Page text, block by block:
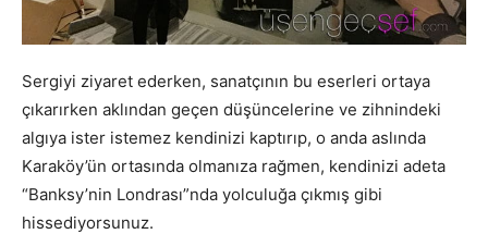
Sergiyi ziyaret ederken, sanatçının bu eserleri ortaya
çıkarırken aklından geçen düşüncelerine ve zihnindeki
algıya ister istemez kendinizi kaptırıp, o anda aslında
Karaköy’ün ortasında olmanıza rağmen, kendinizi adeta
“Banksy’nin Londrası”nda yolculuğa çıkmış gibi
hissediyorsunuz.